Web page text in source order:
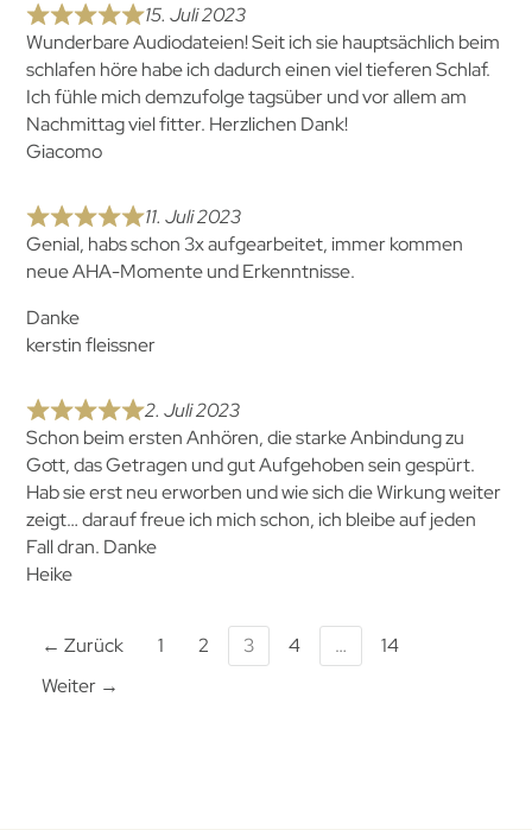
15. Juli 2023
Wunderbare Audiodateien! Seit ich sie hauptsächlich beim
schlafen höre habe ich dadurch einen viel tieferen Schlaf.
Ich fühle mich demzufolge tagsüber und vor allem am
Nachmittag viel fitter. Herzlichen Dank!
Giacomo
11. Juli 2023
Genial, habs schon 3x aufgearbeitet, immer kommen
neue AHA-Momente und Erkenntnisse.
Danke
kerstin fleissner
2. Juli 2023
Schon beim ersten Anhören, die starke Anbindung zu
Gott, das Getragen und gut Aufgehoben sein gespürt.
Hab sie erst neu erworben und wie sich die Wirkung weiter
zeigt… darauf freue ich mich schon, ich bleibe auf jeden
Fall dran. Danke
Heike
← Zurück 1 2 3 4 …
14
Weiter →